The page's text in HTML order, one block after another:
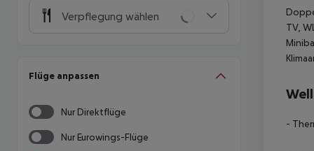
Verpflegung wählen
Flüge anpassen
Nur Direktflüge
Nur Eurowings-Flüge
TV,
-